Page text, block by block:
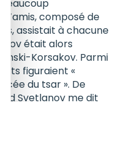
d’amis, composé de
assistait à chacune
était alors
Korsakov. Parmi
figuraient «
du tsar ». De
Svetlanov me dit